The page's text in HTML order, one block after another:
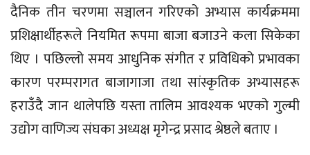
दैनिक तीन चरणमा सञ्चालन गरिएको अभ्यास कार्यक्रममा
प्रशिक्षार्थीहरूले नियमित रूपमा बाजा बजाउने कला सिकेका
थिए । पछिल्लो समय आधुनिक संगीत र प्रविधिको प्रभावका
कारण परम्परागत बाजागाजा तथा सांस्कृतिक अभ्यासहरू
हराउँदै जान थालेपछि यस्ता तालिम आवश्यक भएको गुल्मी
उद्योग वाणिज्य संघका अध्यक्ष मृगेन्द्र प्रसाद श्रेष्ठले बताए ।